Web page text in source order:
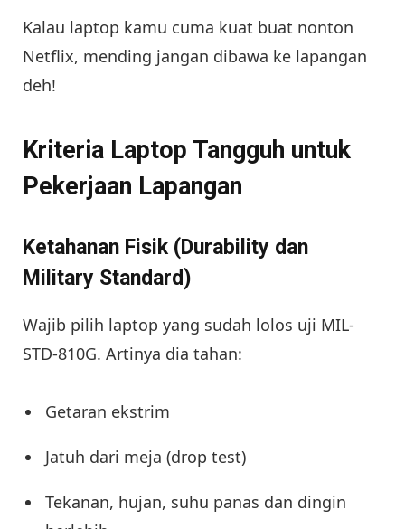
Kalau laptop kamu cuma kuat buat nonton
Netflix, mending jangan dibawa ke lapangan
deh!
Kriteria Laptop Tangguh untuk
Pekerjaan Lapangan
Ketahanan Fisik (Durability dan
Military Standard)
Wajib pilih laptop yang sudah lolos uji MIL-
STD-810G. Artinya dia tahan:
Getaran ekstrim
Jatuh dari meja (drop test)
Tekanan, hujan, suhu panas dan dingin